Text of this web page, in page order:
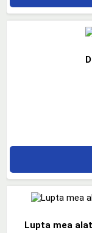
Lupta mea